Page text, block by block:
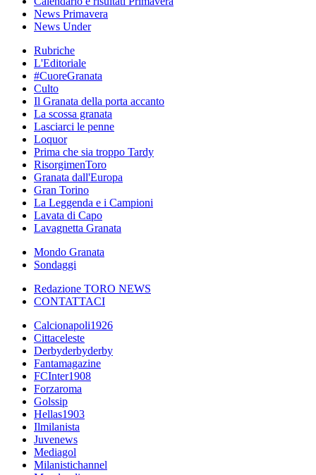
News Primavera
News Under
Rubriche
L'Editoriale
#CuoreGranata
Culto
Il Granata della porta accanto
La scossa granata
Lasciarci le penne
Loquor
Prima che sia troppo Tardy
RisorgimenToro
Granata dall'Europa
Gran Torino
La Leggenda e i Campioni
Lavata di Capo
Lavagnetta Granata
Mondo Granata
Sondaggi
Redazione TORO NEWS
CONTATTACI
Calcionapoli1926
Cittaceleste
Derbyderbyderby
Fantamagazine
FCInter1908
Forzaroma
Golssip
Hellas1903
Ilmilanista
Juvenews
Mediagol
Milanistichannel